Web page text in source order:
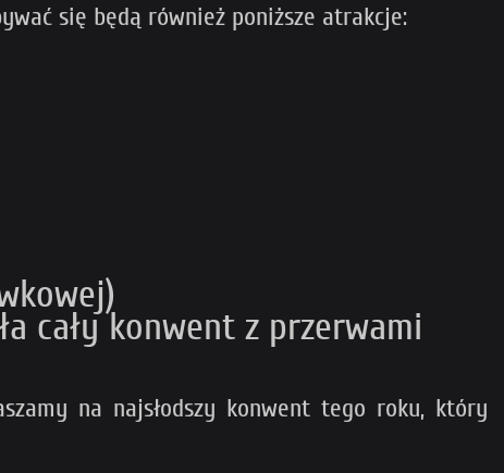
się będą również poniższe atrakcje:
cały konwent z przerwami
na najsłodszy konwent tego roku, który